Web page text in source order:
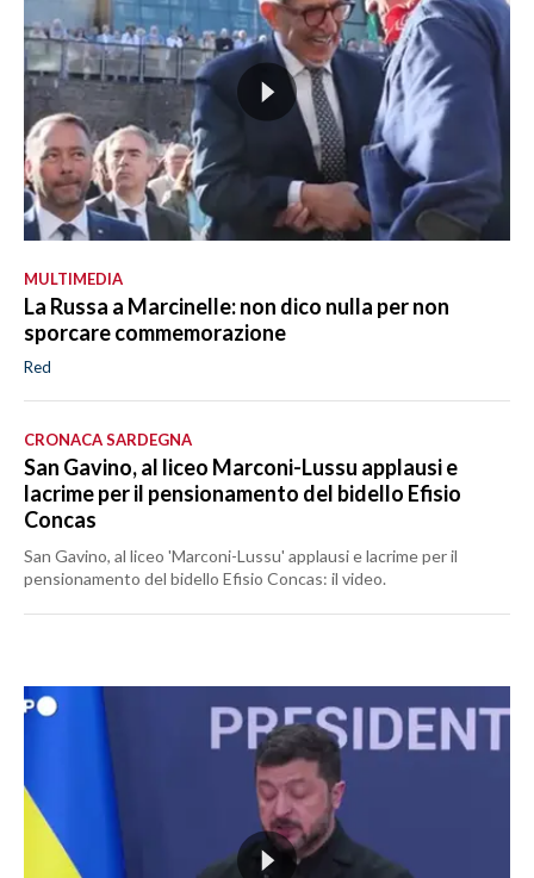
MULTIMEDIA
La Russa a Marcinelle: non dico nulla per non
sporcare commemorazione
Red
CRONACA SARDEGNA
San Gavino, al liceo Marconi-Lussu applausi e
lacrime per il pensionamento del bidello Efisio
Concas
San Gavino, al liceo 'Marconi-Lussu' applausi e lacrime per il
pensionamento del bidello Efisio Concas: il video.